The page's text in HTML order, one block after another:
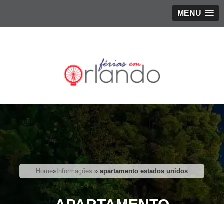
MENU
Home» Informações » apartamento estados unidos